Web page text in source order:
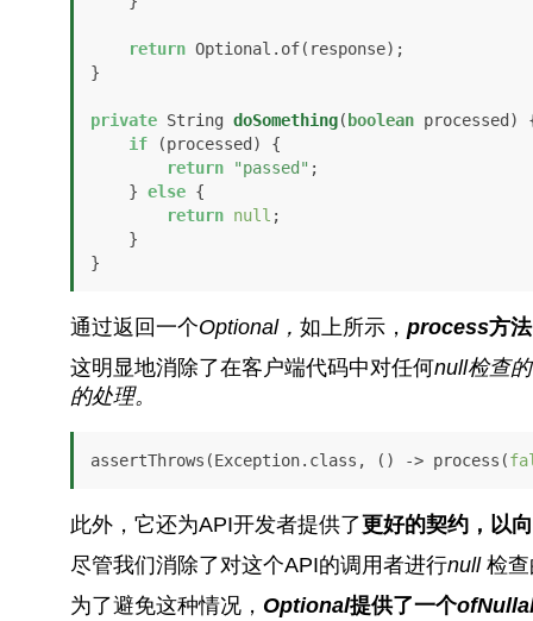
return Optional.of(response);
}
private String doSomething( boolean processed)
if (processed) {
return
"passed" ;
    }
else {
return null ;
}
通过返回一个Optional， 如上所示， process方
这明显地消除了在客户端代码中对任何null检查
的处理。
assertThrows(Exception.class, () -> process(
此外，它还为API开发者提供了更好的契约，以
尽管我们消除了对这个API的调用者进行null 检
为了避免这种情况， Optional提供了一个